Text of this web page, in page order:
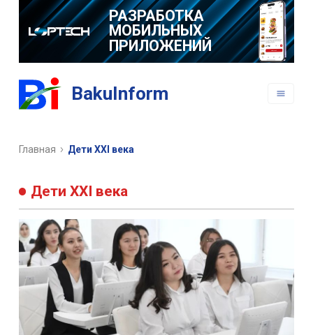
РАЗРАБОТКА
МОБИЛЬНЫХ
ПРИЛОЖЕНИЙ
BakuInform
Главная Дети XXI века
Дети XXI века